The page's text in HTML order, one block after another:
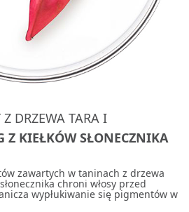
DRZEWA TARA I
Z KIEŁKÓW SŁONECZNIKA
zawartych w taninach z drzewa
chroni włosy przed
wypłukiwanie się pigmentów w